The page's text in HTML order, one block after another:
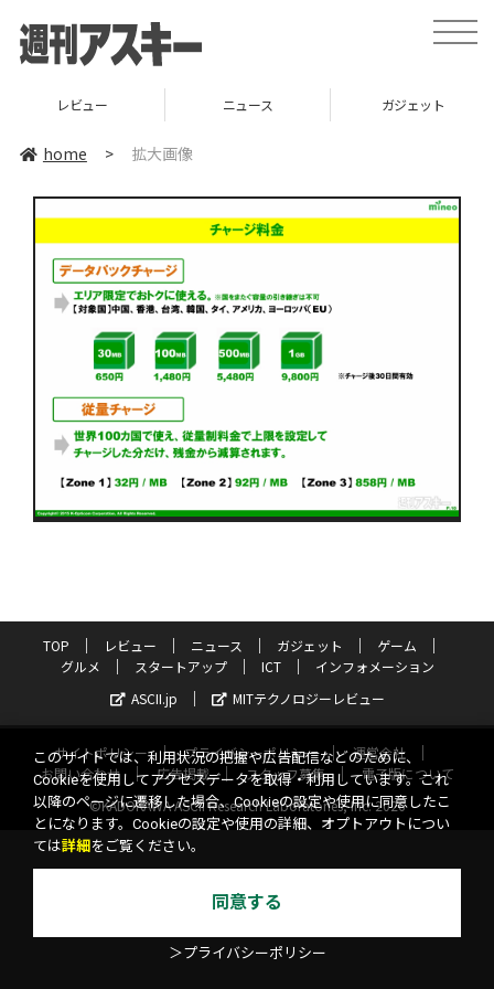
toggle
レビュー ニュース ガジェット
home > 拡大画像
TOP レビュー ニュース ガジェット
ゲーム
グルメ
スタートアップ ICT
インフォメーション
ASCII.jp
MITテクノロジーレビュー
サイトポリシー プライバシーポリシー
運営会社
お問い合わせ
広告掲載 スタッフ募集
電子版について
©KADOKAWA ASCII Research Laboratories, Inc. 2026
このサイトでは、利用状況の把握や広告配信などのために、
Cookieを使用してアクセスデータを取得・利用しています。これ
以降のページに遷移した場合、Cookieの設定や使用に同意したこ
とになります。Cookieの設定や使用の詳細、オプトアウトについ
ては詳細 をご覧ください。
同意する
＞プライバシーポリシー